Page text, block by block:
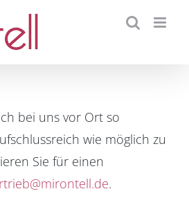
bei uns vor Ort so
wie möglich zu
Sie für einen
.